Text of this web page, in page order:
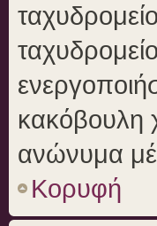
κακόβουλη
ανώνυμα
Κορυφή